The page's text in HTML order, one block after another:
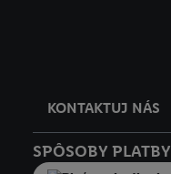
KONTAKTUJ NÁS
SPÔSOBY PLATBY